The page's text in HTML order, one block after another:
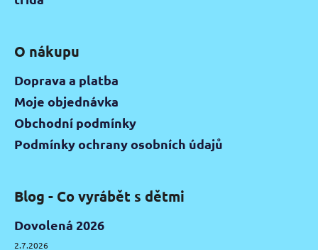
O nákupu
Doprava a platba
Moje objednávka
Obchodní podmínky
Podmínky ochrany osobních údajů
Blog - Co vyrábět s dětmi
Dovolená 2026
2.7.2026